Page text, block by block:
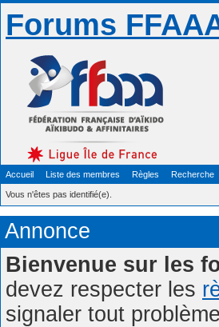
Forums
Accueil Liste des membres Règles Recherche
Vous n'êtes pas identifié(e).
Annonce
Bienvenue sur les
devez respecter les
signaler tout